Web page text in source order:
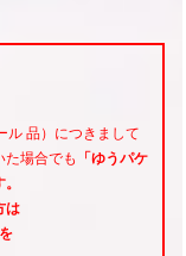
ル 品）につきまして
た場合でも
「ゆうパケ
は
を